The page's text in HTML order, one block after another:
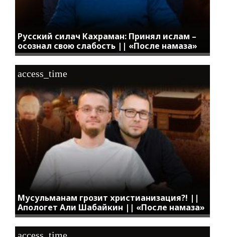
Русский силач Кахраман: Принял ислам –
осознал свою слабость || «После намаза»
Мусульманам грозит христианизация?! ||
Апологет Али Шабайкин || «После намаза»
access_time
access_time